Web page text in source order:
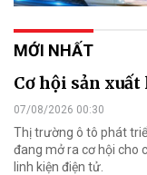
MỚI NHẤT
Cơ hội sản
07/08/2026 00:30
Thị trường ô tô phát
đang mở ra cơ hội cho
linh kiện điện tử.